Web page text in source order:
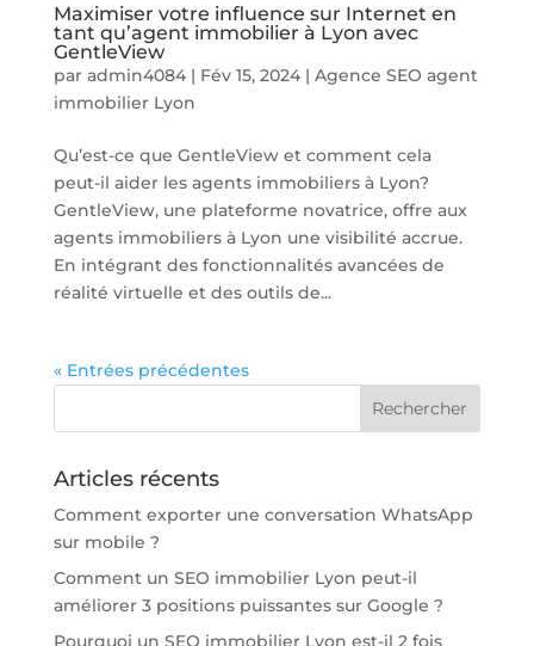
Maximiser votre influence sur Internet en
tant qu’agent immobilier à Lyon avec
GentleView
par admin4084| Fév 15, 2024| Agence SEO agent
immobilier Lyon
Qu’est-ce que GentleView et comment cela
peut-il aider les agents immobiliers à Lyon?
GentleView, une plateforme novatrice, offre aux
agents immobiliers à Lyon une visibilité accrue.
En intégrant des fonctionnalités avancées de
réalité virtuelle et des outils de...
« Entrées précédentes
Articles récents
Comment exporter une conversation WhatsApp
sur mobile ?
Comment un SEO immobilier Lyon peut-il
améliorer 3 positions puissantes sur Google ?
Pourquoi un SEO immobilier Lyon est-il 2 fois